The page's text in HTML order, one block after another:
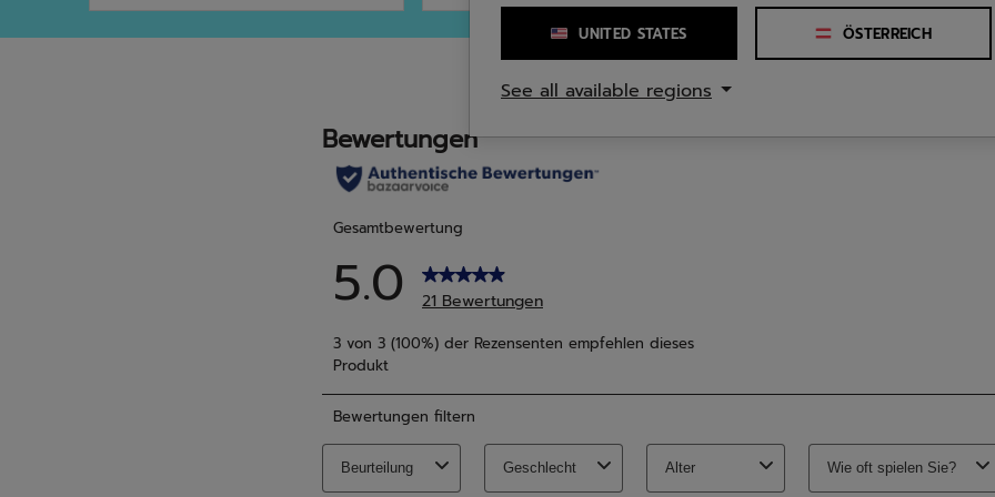
5
Sternen.
5
Sternen.
Bewertungen
5
Sternen.
UNITED STATES ÖSTERREICH
See all available regions